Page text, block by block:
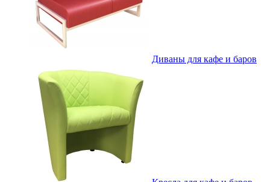
Диваны для кафе и баров